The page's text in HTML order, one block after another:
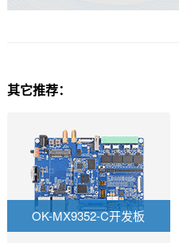
其它推荐：
OK-MX9352-C开发板